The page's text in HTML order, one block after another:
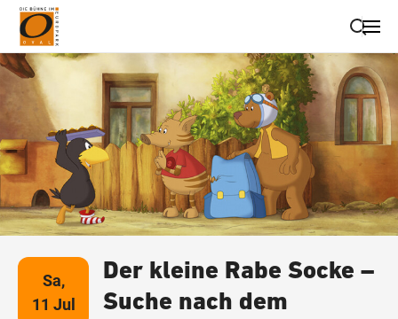
Suche schließen
Wegbeschreibung erhalten
Sa,
11 Jul
Der kleine Rabe Socke –
Suche nach dem